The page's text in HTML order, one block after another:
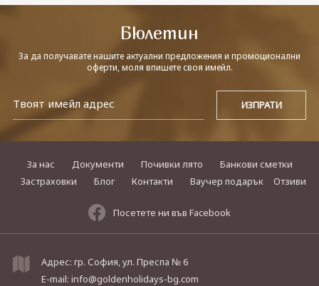
Бюлетин
За да получавате нашите актуални предложения и промоционални
оферти, моля впишете своя имейл.
За нас Документи Почивки лято
Банкови сметки
Застраховки
Блог Контакти Ваучер подарък Отзиви
Посетете ни във Facebook
Адрес: гр. София, ул. Преспа № 6
E-mail: info@goldenholidays-bg.com